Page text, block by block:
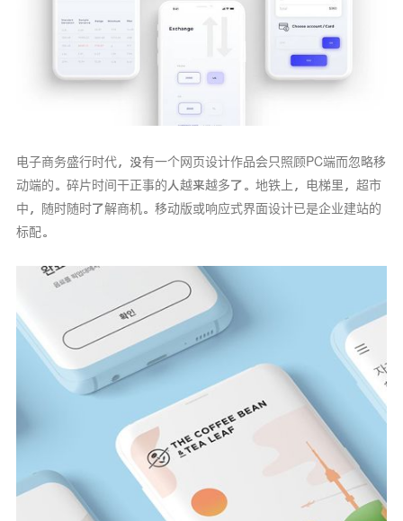
电子商务盛行时代，没有一个网页设计作品会只照顾PC端而忽略移
动端的。碎片时间干正事的人越来越多了。地铁上，电梯里，超市
中，随时随时了解商机。移动版或响应式界面设计已是企业建站的
标配。